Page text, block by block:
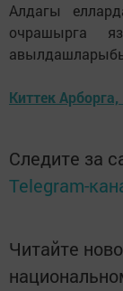
Алдагы
очрашырга
Киттек
Следите за
Telegram-
Читайте